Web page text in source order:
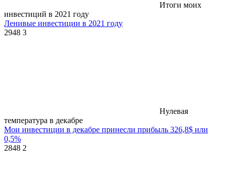
Итоги моих
инвестиций в 2021 году
Ленивые инвестиции в 2021 году
2948 3
Нулевая
температура в декабре
Мои инвестиции в декабре принесли прибыль 326,8$ или
0,5%
2848 2